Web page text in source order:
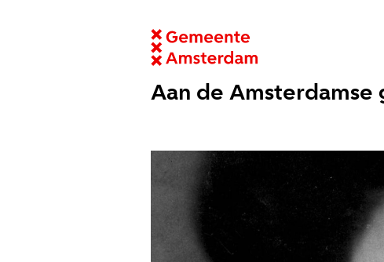
Aan de Amsterdamse